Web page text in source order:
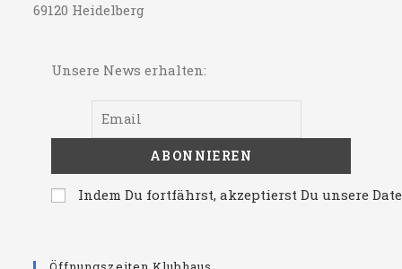
69120 Heidelberg
Unsere News erhalten:
Indem Du fortfährst, akzeptierst Du unsere